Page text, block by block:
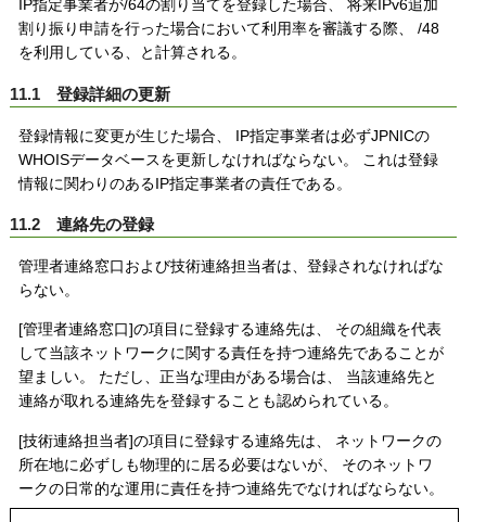
IP指定事業者が/64の割り当てを登録した場合、 将来IPv6追加
割り振り申請を行った場合において利用率を審議する際、 /48
を利用している、と計算される。
11.1 登録詳細の更新
登録情報に変更が生じた場合、 IP指定事業者は必ずJPNICの
WHOISデータベースを更新しなければならない。 これは登録
情報に関わりのあるIP指定事業者の責任である。
11.2 連絡先の登録
管理者連絡窓口および技術連絡担当者は、登録されなければな
らない。
[管理者連絡窓口]の項目に登録する連絡先は、 その組織を代表
して当該ネットワークに関する責任を持つ連絡先であることが
望ましい。 ただし、正当な理由がある場合は、 当該連絡先と
連絡が取れる連絡先を登録することも認められている。
[技術連絡担当者]の項目に登録する連絡先は、 ネットワークの
所在地に必ずしも物理的に居る必要はないが、 そのネットワ
ークの日常的な運用に責任を持つ連絡先でなければならない。